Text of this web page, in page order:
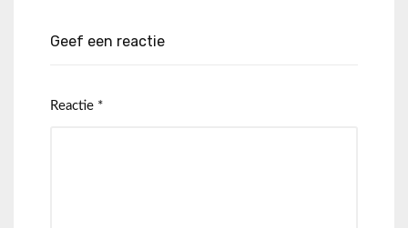
Geef een reactie
Reactie *